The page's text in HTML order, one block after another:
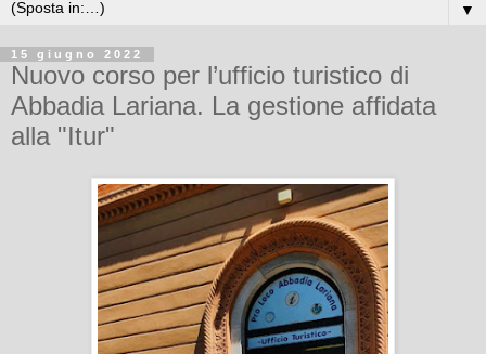
▼
15 giugno 2022
Nuovo corso per l’ufficio turistico di
Abbadia Lariana. La gestione affidata
alla "Itur"